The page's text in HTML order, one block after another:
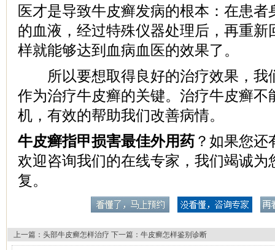
医才是导致牛皮癣发病的根本：在患者
的血液，经过特殊仪器处理后，再重新
样就能够达到血病血医的效果了。
所以要想取得良好的治疗效果，我
作为治疗牛皮癣的关键。治疗牛皮癣不
机，有效的帮助我们改善病情。
牛皮癣指甲损害最佳外用药 ？如果您
欢迎咨询我们的在线专家，我们竭诚为
复。
上一篇： 头部牛皮癣怎样治疗 下一篇： 牛皮癣怎样鉴别诊断